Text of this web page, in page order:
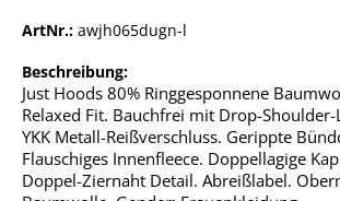
ArtNr.: awjh065dugn-l
Beschreibung:
Just Hoods 80% Ringgesponnene
Relaxed Fit. Bauchfrei mit Drop-
YKK Metall-Reißverschluss. Gerippte
Flauschiges Innenfleece. Doppellagige
Doppel-Ziernaht Detail. Abreißlabel.